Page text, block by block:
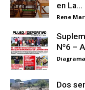
en La...
Rene
Nº6 –
Dos